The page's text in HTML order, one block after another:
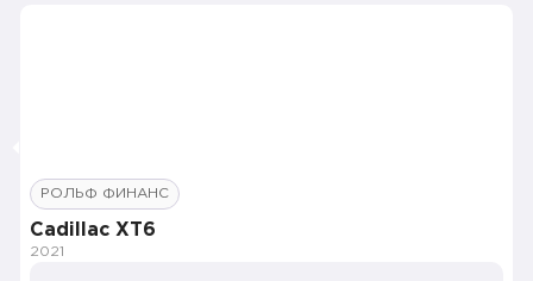
РОЛЬФ ФИНАНС
Cadillac XT6
2021